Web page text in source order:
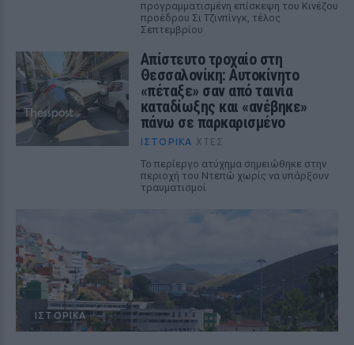
προγραμματισμένη επίσκεψη του Κινέζου
προέδρου Σι Τζινπίνγκ, τέλος
Σεπτεμβρίου
Απίστευτο τροχαίο στη
Θεσσαλονίκη: Αυτοκίνητο
«πέταξε» σαν από ταινία
καταδίωξης και «ανέβηκε»
πάνω σε παρκαρισμένο
ΙΣΤΟΡΙΚΆ ΧΤΕΣ
Το περίεργο ατύχημα σημειώθηκε στην
περιοχή του Ντεπώ χωρίς να υπάρξουν
τραυματισμοί
ΙΣΤΟΡΙΚΆ